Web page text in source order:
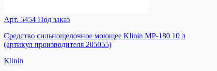
Арт. 5454 Под заказ
Средство сильнощелочное моющее Klinin MP-180 10 л
(артикул производителя 205055)
Klinin